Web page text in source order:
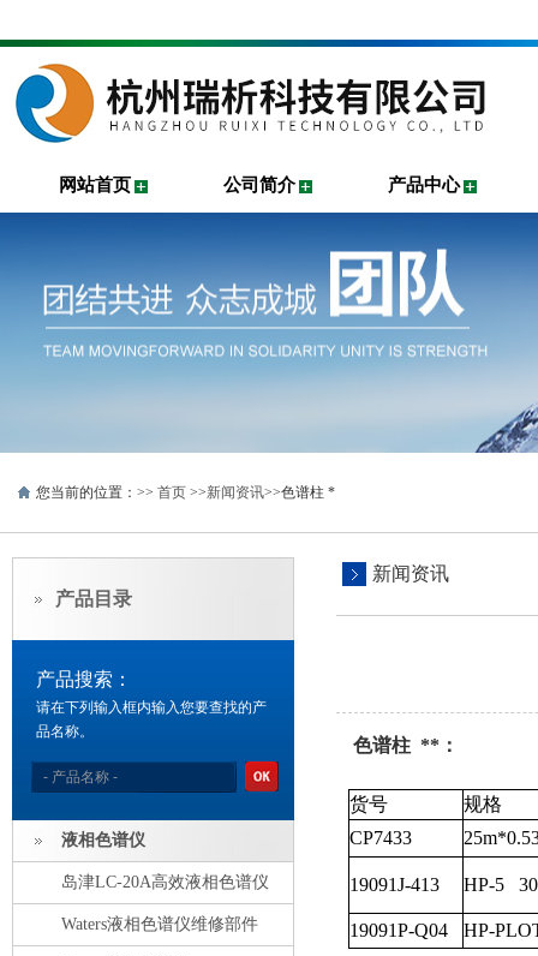
网站首页 公司简介 产品中心
您当前的位置：>> 首页 >>新闻资讯>>色谱柱 *
产品目录
产品搜索：
请在下列输入框内输入您要查找的产
品名称。
液相色谱仪
岛津LC-20A高效液相色谱仪
Waters液相色谱仪维修部件
新闻资讯
色谱柱 **：
货号
规格
CP7433
19091J-413 HP-5
19091P-Q04 HP-